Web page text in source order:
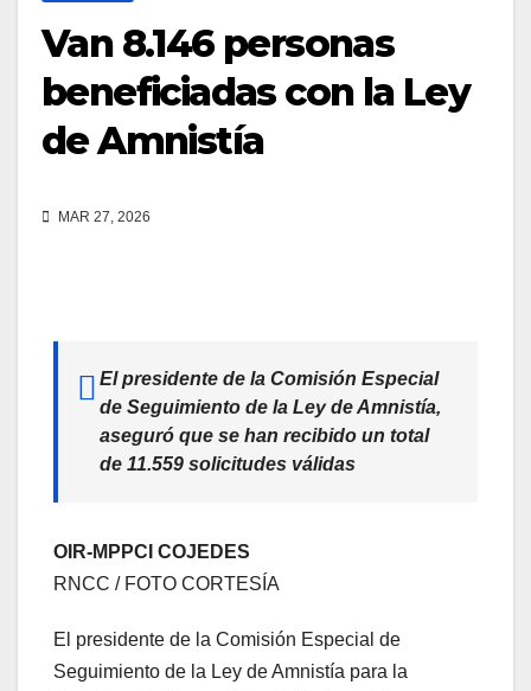
Van 8.146 personas
beneficiadas con la Ley
de Amnistía
MAR 27, 2026
El presidente de la Comisión Especial
de Seguimiento de la Ley de Amnistía,
aseguró que se han recibido un total
de 11.559 solicitudes válidas
OIR-MPPCI COJEDES
RNCC / FOTO CORTESÍA
El presidente de la Comisión Especial de
Seguimiento de la Ley de Amnistía para la